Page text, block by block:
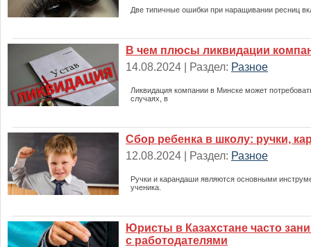
Две типичные ошибки при наращивании ресниц
В чем плюсы ликвидации
14.08.2024 | Раздел: Разное
Ликвидация компании в Минске может
случаях, в
Сбор ребенка в школу: ручки,
12.08.2024 | Раздел: Разное
Ручки и карандаши являются основными
ученика.
Юристы в Казахстане часто
с работодателями